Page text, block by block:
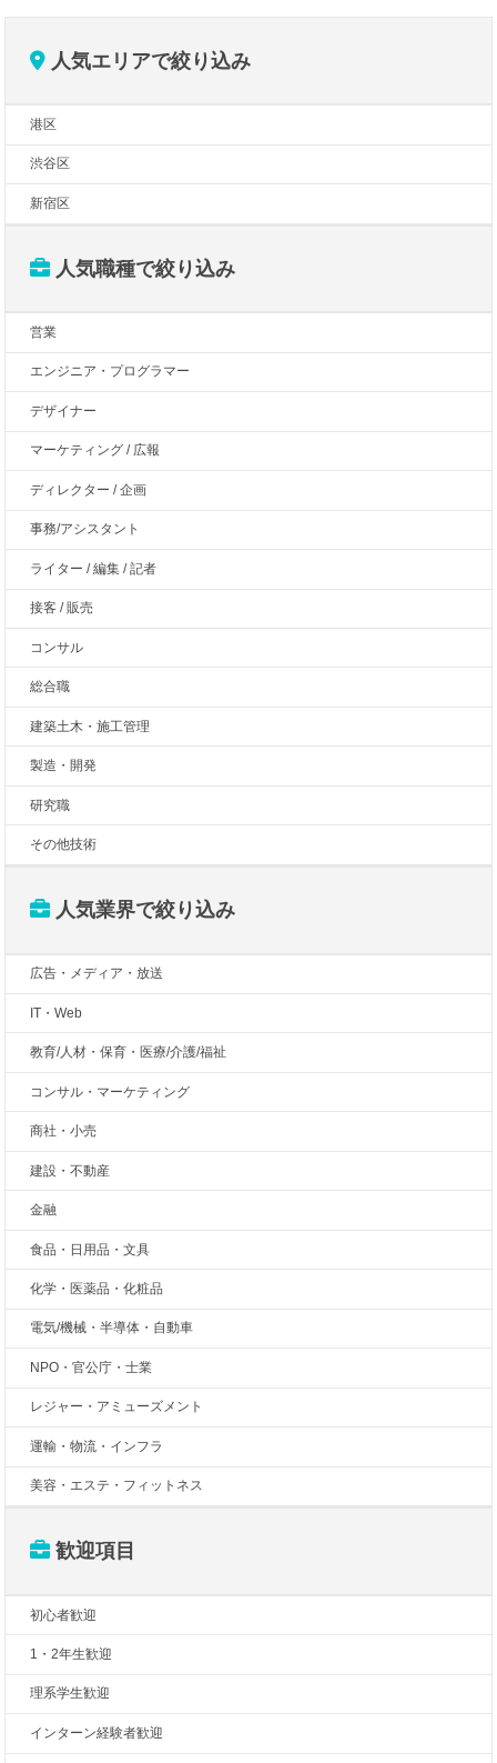
人気エリアで絞り込み
港区
渋谷区
新宿区
人気職種で絞り込み
営業
エンジニア・プログラマー
デザイナー
マーケティング / 広報
ディレクター / 企画
事務/アシスタント
ライター / 編集 / 記者
接客 / 販売
コンサル
総合職
建築土木・施工管理
製造・開発
研究職
その他技術
人気業界で絞り込み
広告・メディア・放送
IT・Web
教育/人材・保育・医療/介護/福祉
コンサル・マーケティング
商社・小売
建設・不動産
金融
食品・日用品・文具
化学・医薬品・化粧品
電気/機械・半導体・自動車
NPO・官公庁・士業
レジャー・アミューズメント
運輸・物流・インフラ
美容・エステ・フィットネス
歓迎項目
初心者歓迎
1・2年生歓迎
理系学生歓迎
インターン経験者歓迎